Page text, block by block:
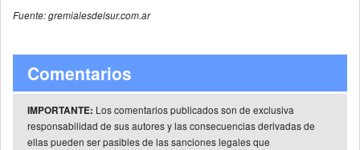
Fuente: gremialesdelsur.com.ar
Comentarios
IMPORTANTE: Los comentarios publicados son de exclusiva
responsabilidad de sus autores y las consecuencias derivadas de
ellas pueden ser pasibles de las sanciones legales que